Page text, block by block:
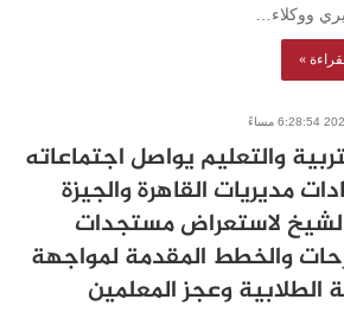
ووكلاء…
»
مساءً
والتعليم يواصل اجتماعاته
مديريات القاهرة والجيزة
لاستعراض مستجدات
والخطط المقدمة لمواجهة
الطلابية وعجز المعلمين